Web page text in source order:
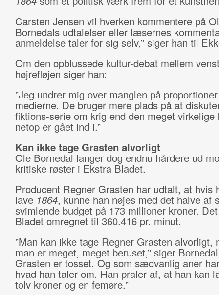
Carsten Jensen vil hverken kommentere på
Bornedals udtalelser eller læsernes
anmeldelse taler for sig selv,” siger han til
Om den opblussede kultur-debat mellem
højrefløjen siger han:
”Jeg undrer mig over manglen på
medierne. De bruger mere plads på at
fiktions-serie om krig end den meget virkelige
netop er gået ind i.”
Kan ikke tage Grasten alvorligt
Ole Bornedal langer dog endnu hårdere ud
kritiske røster i Ekstra Bladet.
Producent Regner Grasten har udtalt, at hvis
lave 1864, kunne han nøjes med det halve af
svimlende budget på 173 millioner kroner.
Bladet omregnet til 360.416 pr. minut.
”Man kan ikke tage Regner Grasten alvorligt,
man er meget, meget beruset,” siger
Grasten er tosset. Og som sædvanlig aner
hvad han taler om. Han praler af, at han kan
tolv kroner og en femøre.”